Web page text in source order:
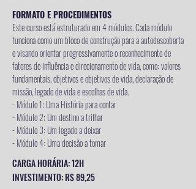
FORMATO E PROCEDIMENTOS
Este curso está estruturado em 4 módulos. Cada módulo
funciona como um bloco de construção para a autodescoberta
e visando orientar progressivamente o reconhecimento de
fatores de influência e direcionamento de vida, como: valores
fundamentais, objetivos e objetivos de vida, declaração de
missão, legado de vida e escolhas de vida.
- Módulo 1: Uma História para contar
- Módulo 2: Um destino a trilhar
- Módulo 3: Um legado a deixar
- Módulo 4: Uma decisão a tomar
CARGA HORÁRIA: 12H
INVESTIMENTO: R$ 89,25